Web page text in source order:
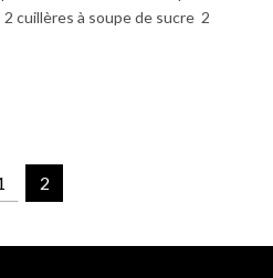
cuillères à soupe de sucre 2
2